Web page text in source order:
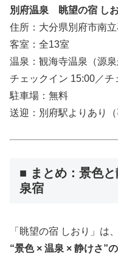
別府温泉 眺望の宿 し
住所：大分県別府市南
客室：全13室
温泉：観海寺温泉（源泉
チェックイン 15:00／チ
駐車場：無料
送迎：別府駅よりあり（
■ まとめ：景色
泉宿
「眺望の宿 しおり」は、
“景色 × 温泉 × 静けさ”